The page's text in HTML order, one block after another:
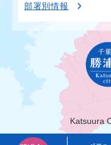
部署別情報
Katsuura